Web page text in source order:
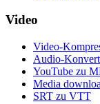
Video
Video-
Audio-
YouTube zu
Media
SRT zu VTT